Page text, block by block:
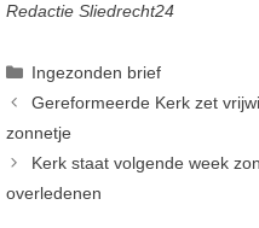
Redactie Sliedrecht24
Categorieën
Ingezonden brief
Gereformeerde Kerk zet
zonnetje
Kerk staat volgende week
overledenen